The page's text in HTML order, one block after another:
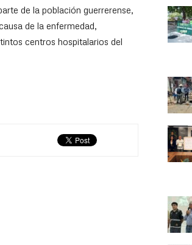
de la población guerrerense,
de la enfermedad,
centros hospitalarios del